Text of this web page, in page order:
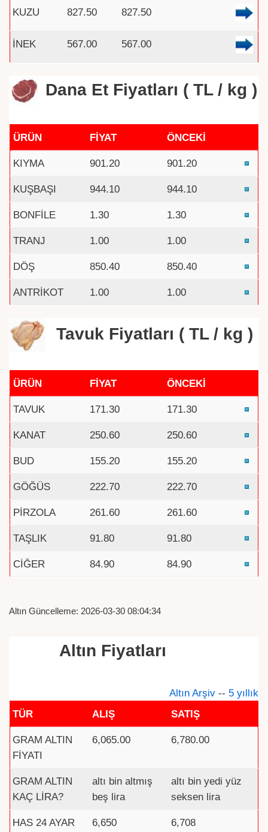
KUZU 827.50 827.50
İNEK 567.00 567.00
Dana Et Fiyatları ( TL / kg )
ÜRÜN FİYAT ÖNCEKİ
KIYMA 901.20 901.20
KUŞBAŞI 944.10 944.10
BONFİLE 1.30 1.30
TRANJ 1.00 1.00
DÖŞ 850.40 850.40
ANTRİKOT 1.00 1.00
Tavuk Fiyatları ( TL / kg )
ÜRÜN FİYAT ÖNCEKİ
TAVUK 171.30 171.30
KANAT 250.60 250.60
BUD 155.20 155.20
GÖĞÜS 222.70 222.70
PİRZOLA 261.60 261.60
TAŞLIK 91.80 91.80
CİĞER 84.90 84.90
Altın Güncelleme: 2026-03-30 08:04:34
Altın Fiyatları
Altın Arşiv -- 5 yıllık
TÜR
ALIŞ SATIŞ
GRAM ALTIN
FİYATI
6,065.00 6,780.00
GRAM ALTIN
KAÇ LİRA?
altı bin altmış
beş lira
altı bin yedi yüz
seksen lira
HAS 24 AYAR
6,650 6,708